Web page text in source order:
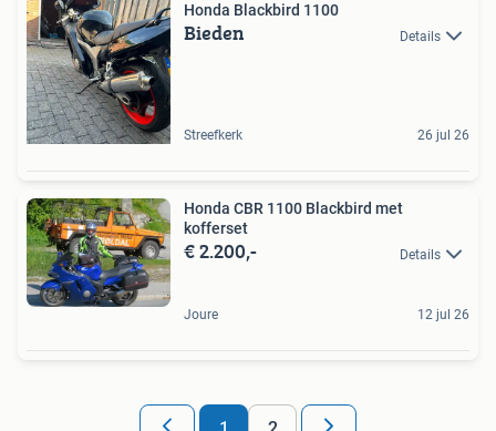
Honda Blackbird 1100
Bieden Details
Streefkerk 26 jul 26
Honda CBR 1100 Blackbird met
kofferset
€ 2.200,- Details
Joure 12 jul 26